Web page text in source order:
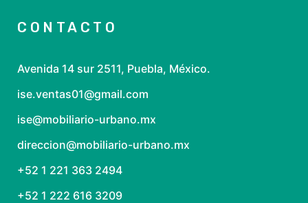
CONTACTO
Avenida 14 sur 2511, Puebla, México.
ise.ventas01@gmail.com
ise@mobiliario-urbano.mx
direccion@mobiliario-urbano.mx
+52 1 221 363 2494
+52 1 222 616 3209